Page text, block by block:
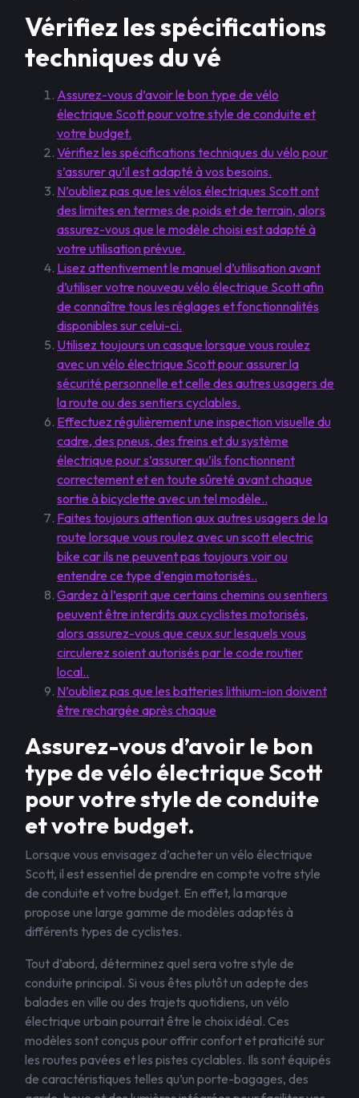
Vérifiez les spécifications
techniques du vé
Assurez-vous d’avoir le bon type de vélo
électrique Scott pour votre style de conduite et
votre budget.
Vérifiez les spécifications techniques du vélo pour
s’assurer qu’il est adapté à vos besoins.
N’oubliez pas que les vélos électriques Scott ont
des limites en termes de poids et de terrain, alors
assurez-vous que le modèle choisi est adapté à
votre utilisation prévue.
Lisez attentivement le manuel d’utilisation avant
d’utiliser votre nouveau vélo électrique Scott afin
de connaître tous les réglages et fonctionnalités
disponibles sur celui-ci.
Utilisez toujours un casque lorsque vous roulez
avec un vélo électrique Scott pour assurer la
sécurité personnelle et celle des autres usagers de
la route ou des sentiers cyclables.
Effectuez régulièrement une inspection visuelle du
cadre, des pneus, des freins et du système
électrique pour s’assurer qu’ils fonctionnent
correctement et en toute sûreté avant chaque
sortie à bicyclette avec un tel modèle..
Faites toujours attention aux autres usagers de la
route lorsque vous roulez avec un scott electric
bike car ils ne peuvent pas toujours voir ou
entendre ce type d’engin motorisés..
Gardez à l’esprit que certains chemins ou sentiers
peuvent être interdits aux cyclistes motorisés,
alors assurez-vous que ceux sur lesquels vous
circulerez soient autorisés par le code routier
local..
N’oubliez pas que les batteries lithium-ion doivent
être rechargée après chaque
Assurez-vous d’avoir le bon
type de vélo électrique Scott
pour votre style de conduite
et votre budget.
Lorsque vous envisagez d’acheter un vélo électrique
Scott, il est essentiel de prendre en compte votre style
de conduite et votre budget. En effet, la marque
propose une large gamme de modèles adaptés à
différents types de cyclistes.
Tout d’abord, déterminez quel sera votre style de
conduite principal. Si vous êtes plutôt un adepte des
balades en ville ou des trajets quotidiens, un vélo
électrique urbain pourrait être le choix idéal. Ces
modèles sont conçus pour offrir confort et praticité sur
les routes pavées et les pistes cyclables. Ils sont équipés
de caractéristiques telles qu’un porte-bagages, des